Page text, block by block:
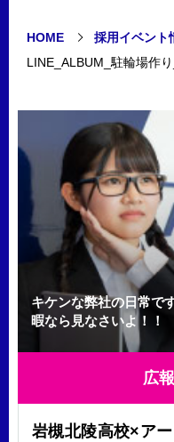
HOME
採用イベント
LINE_ALBUM_駐輪場作
キケンな弊社の日常です
暇なら見なさいよ！！
広
岩槻北陵高校×ア